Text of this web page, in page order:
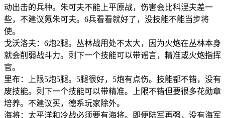
动出击的兵种。朱可夫不能上平原战，伤害会比科涅夫差一
些，不建议氪朱可夫。6兵看看就好了，没技能不能当步将
使。
戈沃洛夫：6炮2腿。丛林战用处不太大，因为火炮在丛林本身
就会削弱战斗力。剩下一个技能可以带谣言，精准或火炮指挥
官。
里布：上限5炮5腿。5腿很好，5炮有点伤。技能都不错，没有
废技能。剩下一个技能可以带精准。上限不错但要很多花勋章
培养。不建议买，德系玩家除外。
海将：太平洋和冷战必须要有海将。即便陆军再强，没有海军